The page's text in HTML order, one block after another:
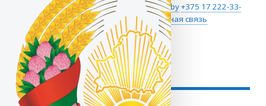
ghu@ghu.by+375 17 222-33-
13
Обратная связь
RU
BY